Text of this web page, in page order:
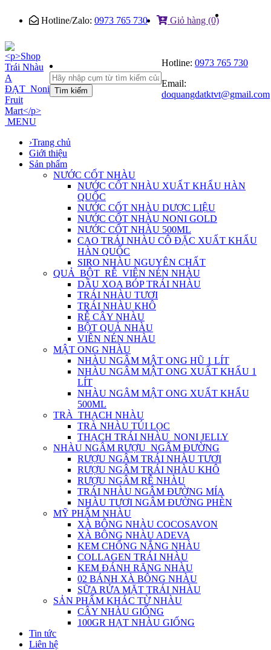
Hotline/Zalo: 0973 765 730 Giỏ hàng (0)
Tìm kiếm
Hotline: 0973 765 730
Email:
doquangdatktvt@gmail.com
MENU
›Trang chủ
Giới thiệu
Sản phẩm
NƯỚC CỐT NHÀU
NƯỚC CỐT NHÀU XUẤT KHẨU HÀN
QUỐC
NƯỚC CỐT NHÀU DƯỢC LIỆU
NƯỚC CỐT NHÀU NONI GOLD
NƯỚC CỐT NHÀU 500ML
CAO TRÁI NHÀU CÔ ĐẶC XUẤT KHẨU
HÀN QUỐC
SIRO NHÀU NGUYÊN CHẤT
QUẢ_BỘT_RỄ_VIÊN NÉN NHÀU
DẦU XOA BÓP TRÁI NHÀU
TRÁI NHÀU TƯƠI
TRÁI NHÀU KHÔ
RỄ CÂY NHÀU
BỘT QUẢ NHÀU
VIÊN NÉN NHÀU
MẬT ONG NHÀU
NHÀU NGÂM MẬT ONG HŨ 1 LÍT
NHÀU NGÂM MẬT ONG XUẤT KHẨU 1
LÍT
NHÀU NGÂM MẬT ONG XUẤT KHẨU
500ML
TRÀ_THẠCH NHÀU
TRÀ NHÀU TÚI LỌC
THẠCH TRÁI NHÀU_NONI JELLY
NHÀU NGÂM RƯỢU_NGÂM ĐƯỜNG
RƯỢU NGÂM TRÁI NHÀU TƯƠI
RƯỢU NGÂM TRÁI NHÀU KHÔ
RƯỢU NGÂM RỄ NHÀU
TRÁI NHÀU NGÂM ĐƯỜNG MÍA
NHÀU TƯƠI NGÂM ĐƯỜNG PHÈN
MỸ PHẨM NHÀU
XÀ BÔNG NHÀU COCOSAVON
XÀ BÔNG NHÀU ADEVA
KEM CHỐNG NẮNG NHÀU
COLLAGEN TRÁI NHÀU
KEM ĐÁNH RĂNG NHÀU
02 BÁNH XÀ BÔNG NHÀU
SỮA RỬA MẶT TRÁI NHÀU
SẢN PHẨM KHÁC TỪ NHÀU
CÂY NHÀU GIỐNG
100GR HẠT NHÀU GIỐNG
Tin tức
Liên hệ